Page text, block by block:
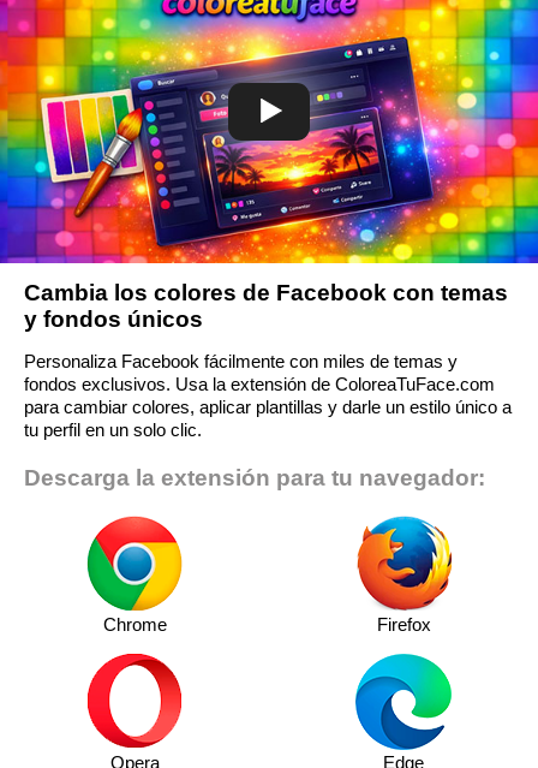
Cambia los colores de Facebook con temas
y fondos únicos
Personaliza Facebook fácilmente con miles de temas y
fondos exclusivos. Usa la extensión de ColoreaTuFace.com
para cambiar colores, aplicar plantillas y darle un estilo único a
tu perfil en un solo clic.
Descarga la extensión para tu navegador:
Chrome Firefox
Opera Edge